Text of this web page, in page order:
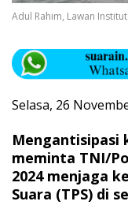
Adul Rahim, Lawan
Selasa, 26
Mengantisipasi
meminta TNI/
2024 menjaga
Suara (TPS) di